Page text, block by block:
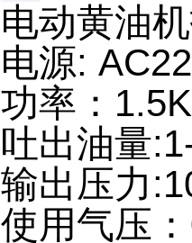
电动黄油
电源:
功率：
吐出油量
输出压力
使用气压